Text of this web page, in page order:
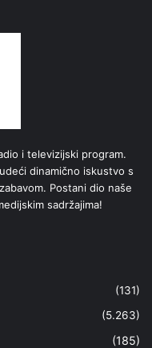
i televizijski program.
dinamično iskustvo s
Postani dio naše
sadržajima!
(131)
(5.263)
(185)